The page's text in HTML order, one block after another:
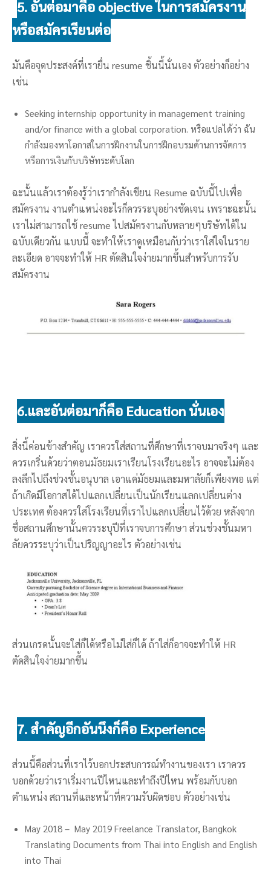
5. อันต่อมาคือ objective ในการสมัครงาน
หรือสมัครเรียนต่อ
มันคือจุดประสงค์ที่เรายื่น resume ชิ้นนี้นั่นเอง ตัวอย่างก็อย่าง
เช่น
Seeking internship opportunity in management training
and/or finance with a global corporation. หรือแปลได้ว่า ฉัน
กำลังมองหาโอกาสในการฝึกงานในการฝึกอบรมด้านการจัดการ
หรือการเงินกับบริษัทระดับโลก
ฉะนั้นแล้วเราต้องรู้ว่าเรากำลังเขียน Resume ฉบับนี้ไปเพื่อ
สมัครงาน งานตำแหน่งอะไรก็ควรระบุอย่างชัดเจน เพราะฉะนั้น
เราไม่สามารถใช้ resume ไปสมัครงานกับหลายๆบริษัทได้ใน
ฉบับเดียวกัน แบบนี้ จะทำให้เราดูเหมือนกับว่าเราใส่ใจในราย
ละเอียด อาจจะทำให้ HR ตัดสินใจง่ายมากขึ้นสำหรับการรับ
สมัครงาน
6.และอันต่อมาก็คือ Education นั่นเอง
สิ่งนี้ค่อนข้างสำคัญ เราควรใส่สถานที่ศึกษาที่เราจบมาจริงๆ และ
ควรเกริ่นด้วยว่าตอนมัธยมเราเรียนโรงเรียนอะไร อาจจะไม่ต้อง
ลงลึกไปถึงช่วงชั้นอนุบาล เอาแค่มัธยมและมหาลัยก็เพียงพอ แต่
ถ้าเกิดมีโอกาสได้ไปแลกเปลี่ยนเป็นนักเรียนแลกเปลี่ยนต่าง
ประเทศ ต้องควรใส่โรงเรียนที่เราไปแลกเปลี่ยนไว้ด้วย หลังจาก
ชื่อสถานศึกษานั้นควรระบุปีที่เราจบการศึกษา ส่วนช่วงชั้นมหา
ลัยควรระบุว่าเป็นปริญญาอะไร ตัวอย่างเช่น
ส่วนเกรดนั้นจะใส่ก็ได้หรือไม่ใส่ก็ได้ ถ้าใส่ก็อาจจะทำให้ HR
ตัดสินใจง่ายมากขึ้น
7. สำคัญอีกอันนึงก็คือ Experience
ส่วนนี้คือส่วนที่เราไว้บอกประสบการณ์ทำงานของเรา เราควร
บอกด้วยว่าเราเริ่มงานปีไหนและทำถึงปีไหน พร้อมกับบอก
ตำแหน่ง สถานที่และหน้าที่ความรับผิดชอบ ตัวอย่างเช่น
May 2018 – May 2019 Freelance Translator, Bangkok
Translating Documents from Thai into English and English
into Thai